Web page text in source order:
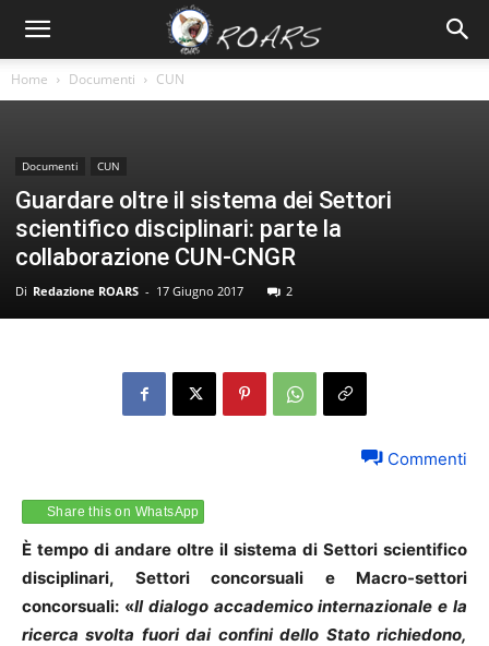
Home Documenti CUN
Documenti CUN
Guardare oltre il sistema dei Settori
scientifico disciplinari: parte la
collaborazione CUN-CNGR
Di Redazione ROARS - 17 Giugno 2017 2
Commenti
Share this on WhatsApp
È tempo di andare oltre il sistema di Settori scientifico
disciplinari, Settori concorsuali e Macro-settori
concorsuali: «Il dialogo accademico internazionale e la
ricerca svolta fuori dai confini dello Stato richiedono,